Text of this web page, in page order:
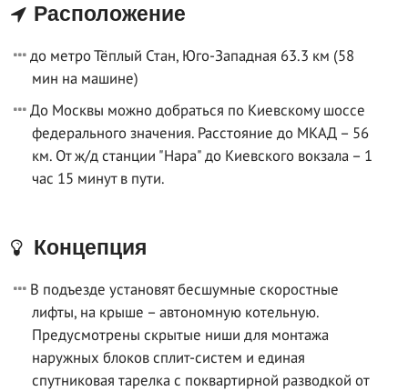
Расположение
до метро Тёплый Стан, Юго-Западная 63.3 км (58
мин на машине)
До Москвы можно добраться по Киевскому шоссе
федерального значения. Расстояние до МКАД – 56
км. От ж/д станции "Нара" до Киевского вокзала – 1
час 15 минут в пути.
Концепция
В подъезде установят бесшумные скоростные
лифты, на крыше – автономную котельную.
Предусмотрены скрытые ниши для монтажа
наружных блоков сплит-систем и единая
спутниковая тарелка с поквартирной разводкой от